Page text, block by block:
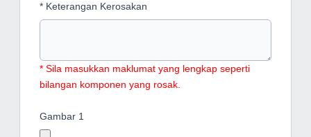
* Keterangan Kerosakan
* Sila masukkan maklumat yang lengkap seperti
bilangan komponen yang rosak.
Gambar 1